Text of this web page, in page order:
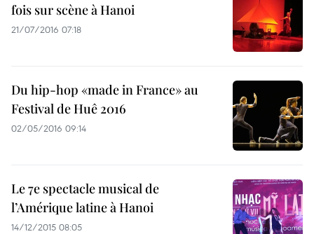
fois sur scène à Hanoi
21/07/2016 07:18
Du hip-hop «made in France» au
Festival de Huê 2016
02/05/2016 09:14
Le 7e spectacle musical de
l’Amérique latine à Hanoi
14/12/2015 08:05